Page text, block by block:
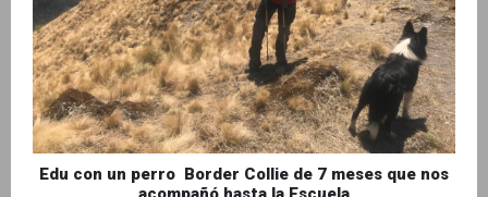
Edu con un perro Border Collie de 7 meses que nos